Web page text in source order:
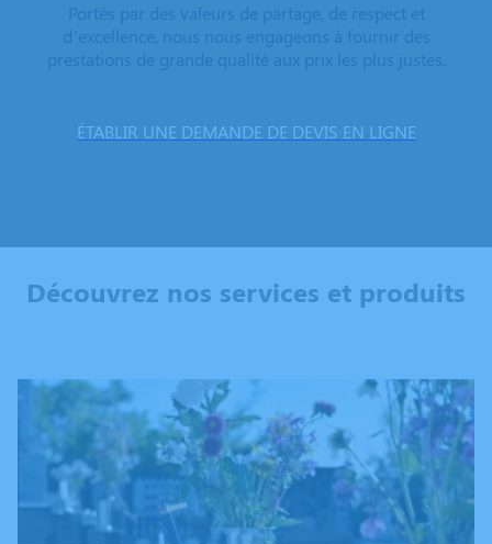
Portés par des valeurs de partage, de respect et
d’excellence, nous nous engageons à fournir des
prestations de grande qualité aux prix les plus justes.
ÉTABLIR UNE DEMANDE DE DEVIS EN LIGNE
Découvrez nos services et produits